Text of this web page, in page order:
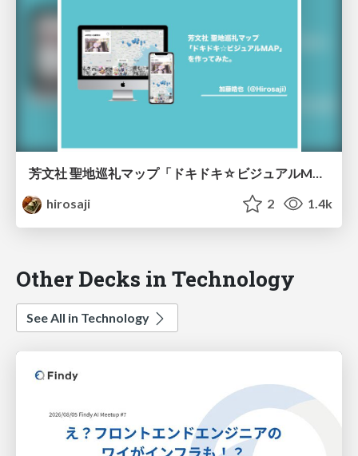
芳文社 聖地巡礼マップ「ドキドキ☆ビジュアルMAP」を作ってみた。
hirosaji
2 1.4k
Other Decks in Technology
See All in Technology